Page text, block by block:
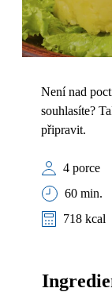
Není nad
souhlasíte?
připravit.
4 porce
60 min.
718 kcal